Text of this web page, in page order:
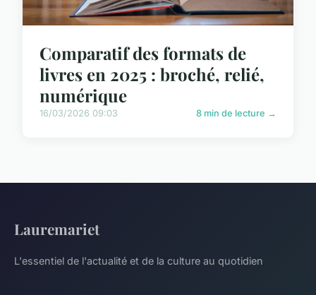
Comparatif des formats de
livres en 2025 : broché, relié,
numérique
16/03/2026 09:03 8 min de lecture →
Lauremariet
L'essentiel de l'actualité et de la culture au quotidien